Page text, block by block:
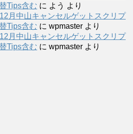
Tips含む に よう より
月中山キャンセルゲットスクリプ
Tips含む に wpmaster より
月中山キャンセルゲットスクリプ
Tips含む に wpmaster より